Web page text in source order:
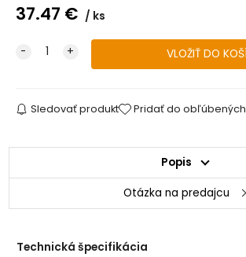
37.47 € ks
Sledovať produkt Pridať do obľúbených
Popis
Otázka na predajcu
Technická špecifikácia